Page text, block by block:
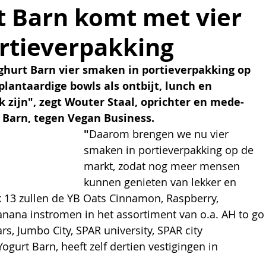
Barn komt met vier
Barn vier smaken in portieverpakking op
bowls als ontbijt, lunch en
zegt Wouter Staal, oprichter en mede-
tegen Vegan Business.
"Daarom brengen we nu vier
smaken in portieverpakking op de
markt, zodat nog meer mensen
kunnen genieten van lekker en
zullen de YB Oats Cinnamon, Raspberry,
instromen in het assortiment van o.a. AH to go
Jumbo City, SPAR university, SPAR city
Barn, heeft zelf dertien vestigingen in